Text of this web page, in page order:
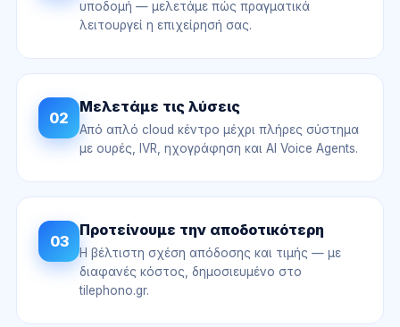
υποδομή — μελετάμε πώς πραγματικά
λειτουργεί η επιχείρησή σας.
02
Μελετάμε τις λύσεις
Από απλό cloud κέντρο μέχρι πλήρες σύστημα
με ουρές, IVR, ηχογράφηση και AI Voice Agents.
03
Προτείνουμε την αποδοτικότερη
Η βέλτιστη σχέση απόδοσης και τιμής — με
διαφανές κόστος, δημοσιευμένο στο
tilephono.gr.